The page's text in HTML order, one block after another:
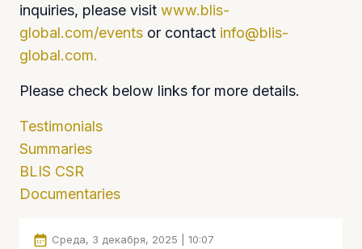
inquiries, please visit www.blis-
global.com/events or contact info@blis-
global.com.
Please check below links for more details.
Testimonials
Summaries
BLIS CSR
Documentaries
Среда, 3 декабря, 2025 | 10:07